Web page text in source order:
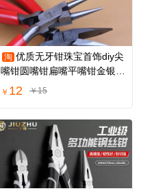
淘 优质无牙钳珠宝首饰diy尖
嘴钳圆嘴钳扁嘴平嘴钳金银执
模工具钳
￥ 12 ￥15